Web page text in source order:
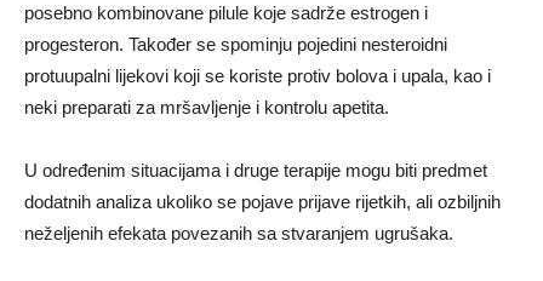
posebno kombinovane pilule koje sadrže estrogen i
progesteron. Također se spominju pojedini nesteroidni
protuupalni lijekovi koji se koriste protiv bolova i upala, kao i
neki preparati za mršavljenje i kontrolu apetita.
U određenim situacijama i druge terapije mogu biti predmet
dodatnih analiza ukoliko se pojave prijave rijetkih, ali ozbiljnih
neželjenih efekata povezanih sa stvaranjem ugrušaka.